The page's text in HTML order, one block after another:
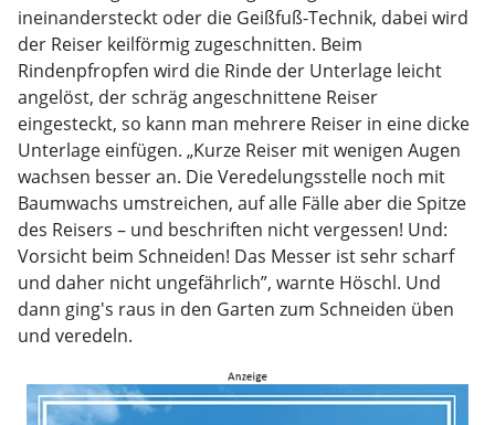
ineinandersteckt oder die Geißfuß-Technik, dabei wird
der Reiser keilförmig zugeschnitten. Beim
Rindenpfropfen wird die Rinde der Unterlage leicht
angelöst, der schräg angeschnittene Reiser
eingesteckt, so kann man mehrere Reiser in eine dicke
Unterlage einfügen. „Kurze Reiser mit wenigen Augen
wachsen besser an. Die Veredelungsstelle noch mit
Baumwachs umstreichen, auf alle Fälle aber die Spitze
des Reisers – und beschriften nicht vergessen! Und:
Vorsicht beim Schneiden! Das Messer ist sehr scharf
und daher nicht ungefährlich”, warnte Höschl. Und
dann ging's raus in den Garten zum Schneiden üben
und veredeln.